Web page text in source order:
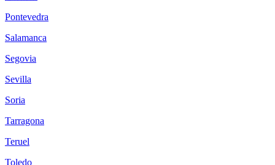
Pontevedra
Salamanca
Segovia
Sevilla
Soria
Tarragona
Teruel
Toledo